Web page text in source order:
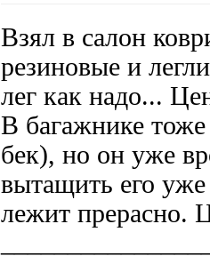
Взял в салон
резиновые и
лег как надо...
В багажнике
бек), но он уже
вытащить его
лежит прерасно.